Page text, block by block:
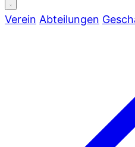
Verein Abteilungen